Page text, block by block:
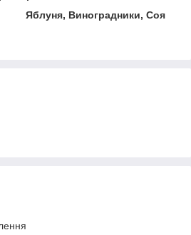
Яблуня, Виноградники, Соя